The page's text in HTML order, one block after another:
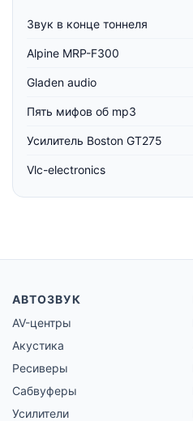
Звук в конце тоннеля
Alpine MRP-F300
Gladen audio
Пять мифов об mp3
Усилитель Boston GT275
Vlc-electronics
АВТОЗВУК
AV-центры
Акустика
Ресиверы
Сабвуферы
Усилители